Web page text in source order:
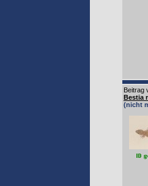
Beitrag
Bestia
(nicht